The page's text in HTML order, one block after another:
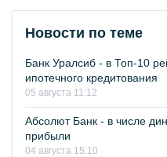
Новости по теме
Банк Уралсиб - в Топ-10
ипотечного кредитования
05 августа 11:12
Абсолют Банк - в числе
прибыли
04 августа 15:10